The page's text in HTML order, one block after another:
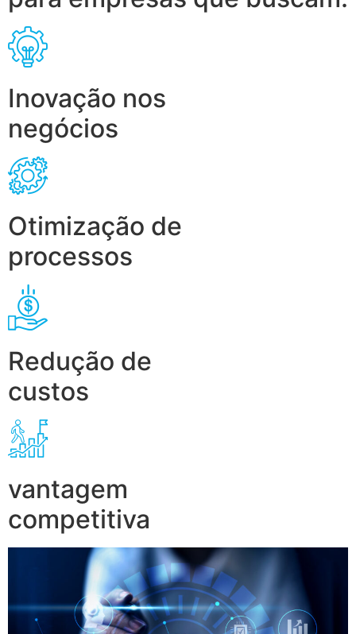
Inovação nos
negócios
Otimização de
processos
Redução de
custos
vantagem
competitiva